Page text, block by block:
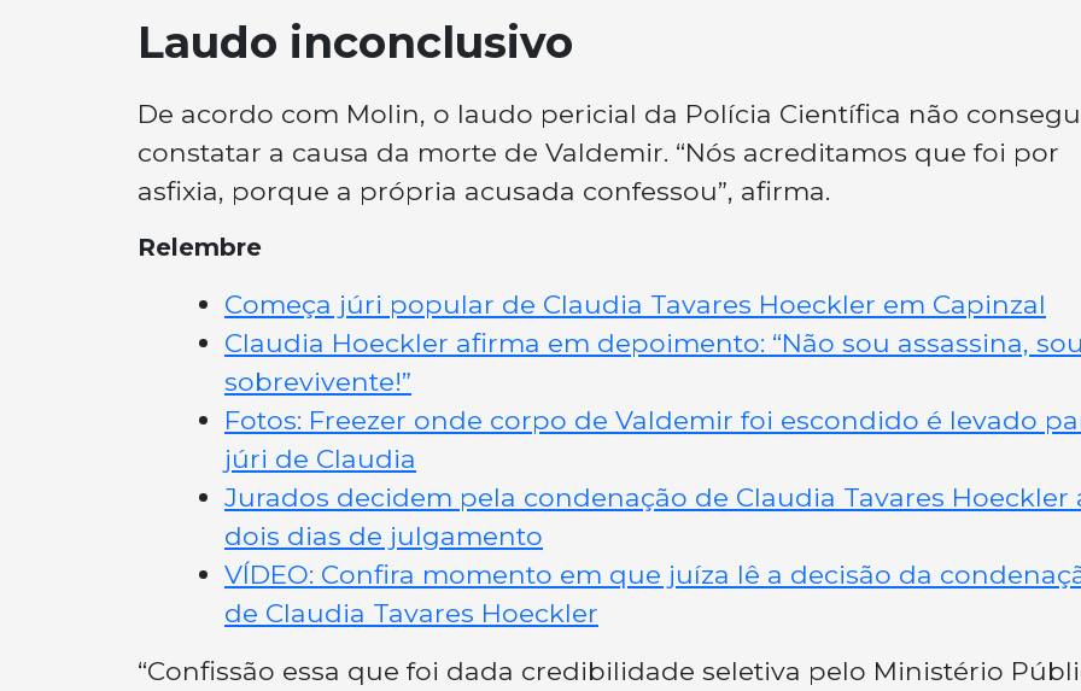
Laudo inconclusivo
De acordo com Molin, o laudo pericial da Polícia Científica não
constatar a causa da morte de Valdemir. “Nós acreditamos que foi por
asfixia, porque a própria acusada confessou”, afirma.
Relembre
Começa júri popular de Claudia Tavares Hoeckler em Capinzal
Claudia Hoeckler afirma em depoimento: “Não sou assassina, sou
sobrevivente!”
Fotos: Freezer onde corpo de Valdemir foi escondido é levado
júri de Claudia
Jurados decidem pela condenação de Claudia Tavares Hoeckler
dois dias de julgamento
VÍDEO: Confira momento em que juíza lê a decisão da
de Claudia Tavares Hoeckler
“Confissão essa que foi dada credibilidade seletiva pelo Ministério